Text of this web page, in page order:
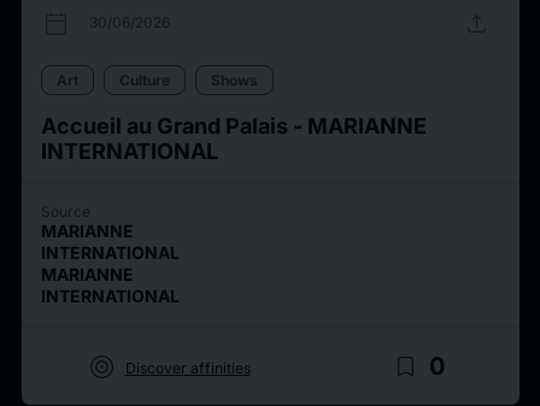
calendar_today 30/06/2026 upload
Art Culture Shows
Accueil au Grand Palais - MARIANNE
INTERNATIONAL
Source
MARIANNE
INTERNATIONAL
MARIANNE
INTERNATIONAL
target Discover affinities bookmark_border 0